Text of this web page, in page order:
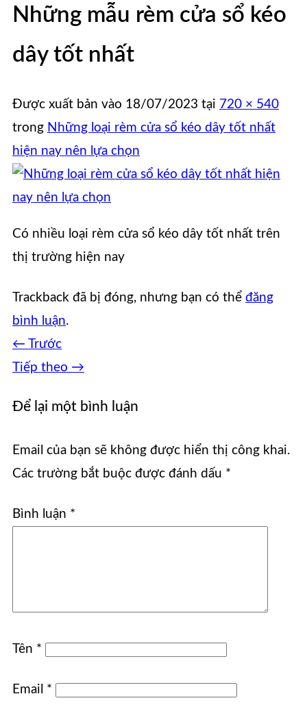
Những mẫu rèm cửa sổ kéo
dây tốt nhất
Được xuất bản vào 18/07/2023 tại 720 × 540
trong Những loại rèm cửa sổ kéo dây tốt nhất
hiện nay nên lựa chọn
Có nhiều loại rèm cửa sổ kéo dây tốt nhất trên
thị trường hiện nay
Trackback đã bị đóng, nhưng bạn có thể đăng
bình luận.
← Trước
Tiếp theo →
Để lại một bình luận
Email của bạn sẽ không được hiển thị công khai.
Các trường bắt buộc được đánh dấu *
Bình luận *
Tên *
Email *